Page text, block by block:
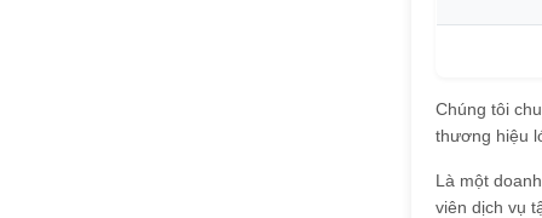
Chúng tôi
thương hiệu
Là một
viên dịch vụ